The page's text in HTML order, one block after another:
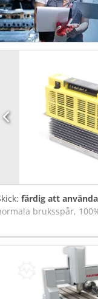
färdig att
bruksspår,